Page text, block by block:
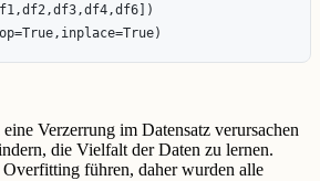
Verzerrung im Datensatz verursachen
die Vielfalt der Daten zu lernen.
führen, daher wurden alle